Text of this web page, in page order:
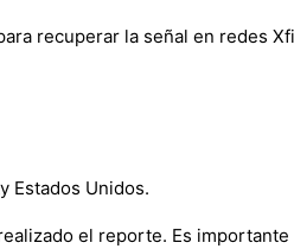
recuperar la señal en redes
Estados Unidos.
el reporte. Es